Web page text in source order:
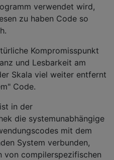
verwendet wird,
zu haben Code so
Kompromisspunkt
und Lesbarkeit am
Skala viel weiter entfernt
Code.
in der
die systemunabhängige
mit dem
System verbunden,
von compilerspezifischen